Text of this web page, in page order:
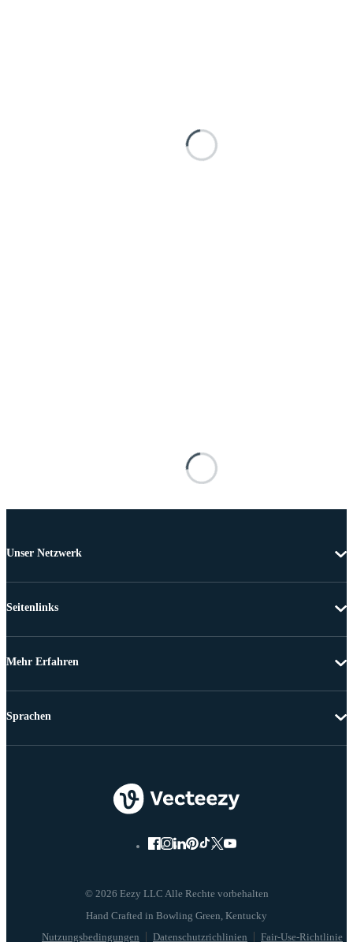
Unser Netzwerk
Seitenlinks
Mehr Erfahren
© 2026 Eezy LLC Alle Rechte vorbehalten
Nutzungsbedingungen Datenschutzrichlinien Fair-Use-Richtlinie
Sprachen